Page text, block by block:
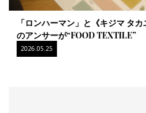
「ロンハーマン」と《キジマ タ
のアンサーが“FOOD TEXTILE”
2026.05.25